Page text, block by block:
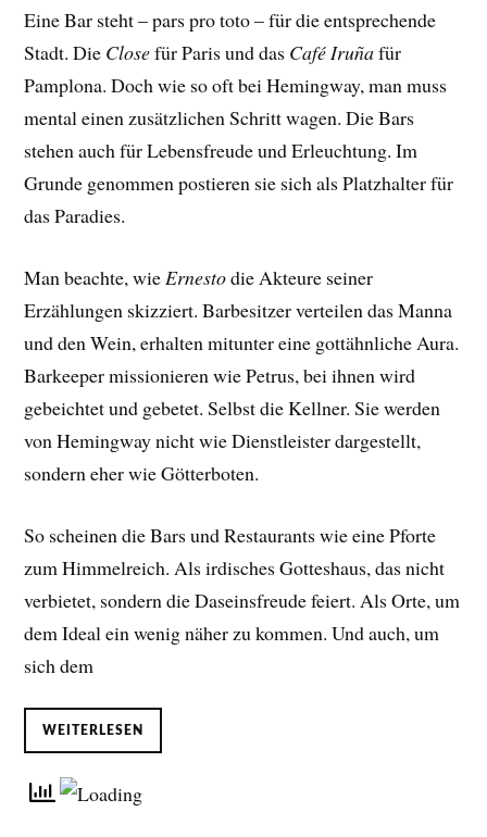
Eine Bar steht – pars pro toto – für die entsprechende
Stadt. Die Closefür Paris und das Café Iruñafür
Pamplona. Doch wie so oft bei Hemingway, man muss
mental einen zusätzlichen Schritt wagen. Die Bars
stehen auch für Lebensfreude und Erleuchtung. Im
Grunde genommen postieren sie sich als Platzhalter für
das Paradies.
Man beachte, wieErnestodie Akteure seiner
Erzählungen skizziert. Barbesitzer verteilen das Manna
und den Wein, erhalten mitunter eine gottähnliche Aura.
Barkeeper missionieren wie Petrus, bei ihnen wird
gebeichtet und gebetet. Selbst die Kellner. Sie werden
von Hemingway nicht wie Dienstleister dargestellt,
sondern eher wie Götterboten.
So scheinen die Bars und Restaurants wie eine Pforte
zum Himmelreich. Als irdisches Gotteshaus, das nicht
verbietet, sondern die Daseinsfreude feiert. Als Orte, um
dem Ideal ein wenig näher zu kommen. Und auch, um
sich dem
WEITERLESEN